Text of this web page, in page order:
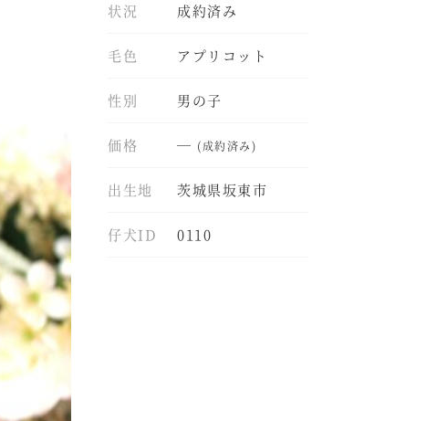
状況 成約済み
毛色 アプリコット
性別 男の子
価格 ― (成約済み)
出生地 茨城県坂東市
仔犬ID 0110